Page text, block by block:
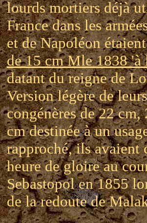
lourds mortiers déjà
France dans les
et de Napoléon
de 15 cm Mle 1838 'à
datant du reigne de
Version légère de
congénères de 22 cm,
cm destinée à un
rapproché, ils avaient
heure de gloire au
Sebastopol en 1855
de la redoute de